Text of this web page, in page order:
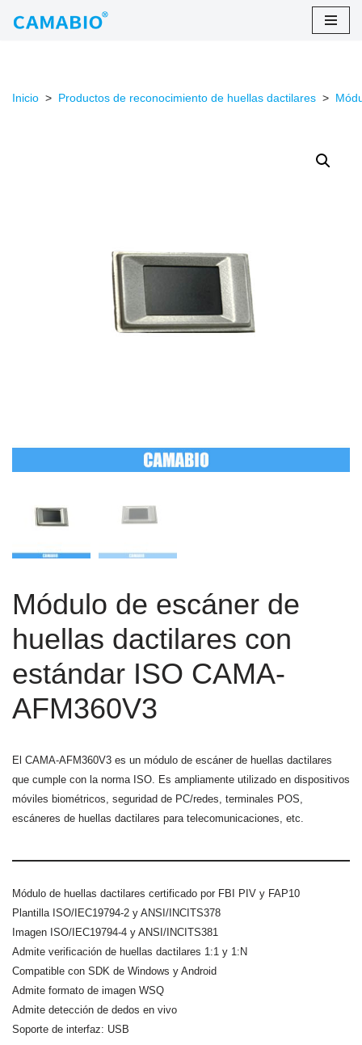
Inicio > Productos de reconocimiento de huellas dactilares >
Módulo de escáner de
huellas dactilares con
estándar ISO CAMA-
AFM360V3
El CAMA-AFM360V3 es un módulo de escáner de huellas dactilares
que cumple con la norma ISO. Es ampliamente utilizado en dispositivos
móviles biométricos, seguridad de PC/redes, terminales POS,
escáneres de huellas dactilares para telecomunicaciones, etc.
Módulo de huellas dactilares certificado por FBI PIV y FAP10
Plantilla ISO/IEC19794-2 y ANSI/INCITS378
Imagen ISO/IEC19794-4 y ANSI/INCITS381
Admite verificación de huellas dactilares 1:1 y 1:N
Compatible con SDK de Windows y Android
Admite formato de imagen WSQ
Admite detección de dedos en vivo
Soporte de interfaz: USB